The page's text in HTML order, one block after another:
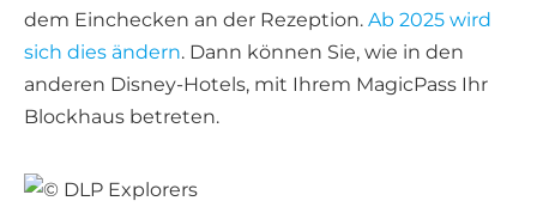
dem Einchecken an der Rezeption. Ab 2025 wird
sich dies ändern. Dann können Sie, wie in den
anderen Disney-Hotels, mit Ihrem MagicPass Ihr
Blockhaus betreten.